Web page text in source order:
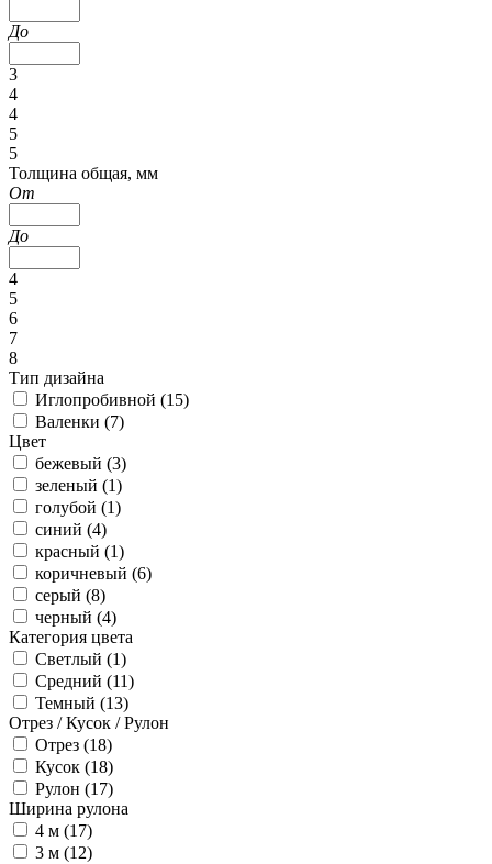
До
3
4
4
5
5
Толщина общая, мм
От
До
4
5
6
7
8
Тип дизайна
Иглопробивной (15)
Валенки (7)
Цвет
бежевый (3)
зеленый (1)
голубой (1)
синий (4)
красный (1)
коричневый (6)
серый (8)
черный (4)
Категория цвета
Светлый (1)
Средний (11)
Темный (13)
Отрез / Кусок / Рулон
Отрез (18)
Кусок (18)
Рулон (17)
Ширина рулона
4 м (17)
3 м (12)